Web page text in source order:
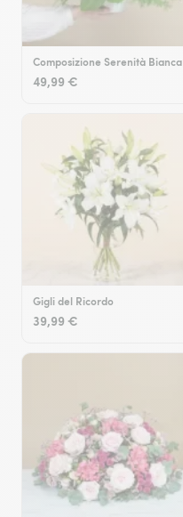
Composizione Serenità Bianca
49,99 €
Gigli del Ricordo
39,99 €